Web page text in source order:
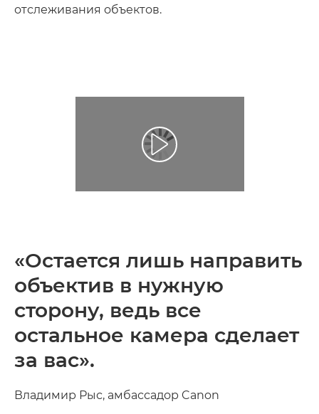
отслеживания объектов.
«Остается лишь направить
объектив в нужную
сторону, ведь все
остальное камера сделает
за вас».
Владимир Рыс, амбассадор Canon